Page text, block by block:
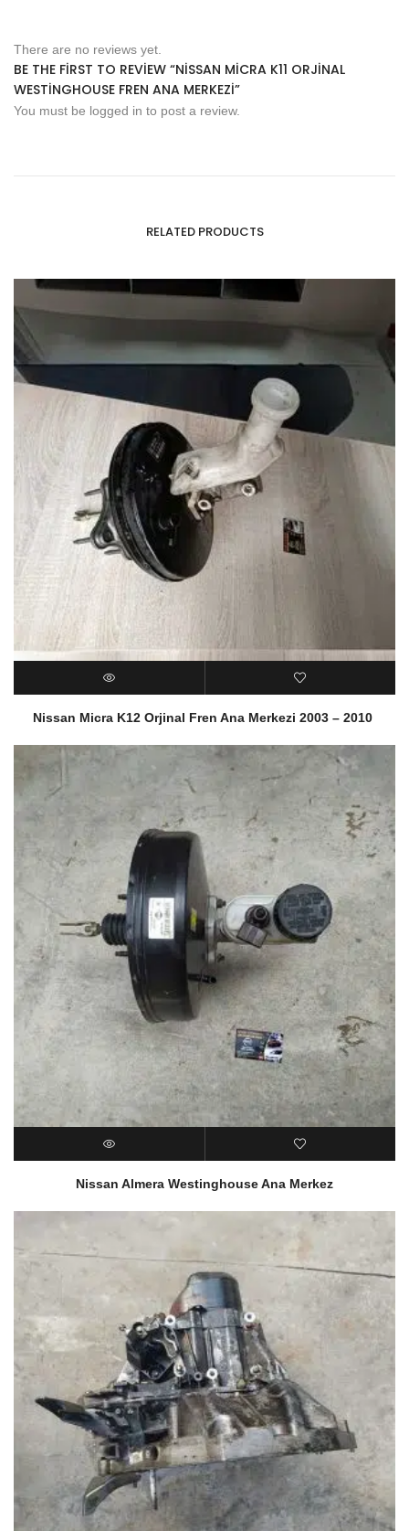
There are no reviews yet.
BE THE FIRST TO REVIEW “NISSAN MICRA K11 ORJINAL
WESTINGHOUSE FREN ANA MERKEZI”
You must be logged in to post a review.
RELATED PRODUCTS
Nissan Micra K12 Orjinal Fren Ana Merkezi 2003 – 2010
Nissan Almera Westinghouse Ana Merkez